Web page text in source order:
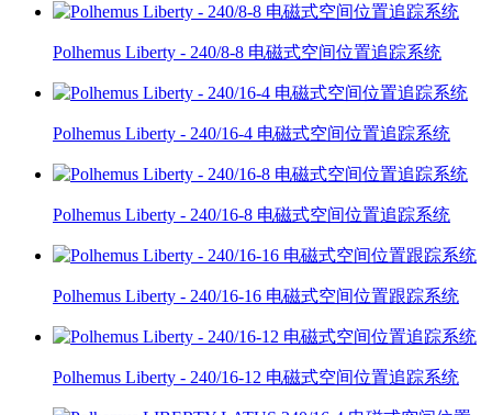
Polhemus Liberty - 240/8-8 电磁式空间位置追踪系统
Polhemus Liberty - 240/16-4 电磁式空间位置追踪系统
Polhemus Liberty - 240/16-8 电磁式空间位置追踪系统
Polhemus Liberty - 240/16-16 电磁式空间位置跟踪系统
Polhemus Liberty - 240/16-12 电磁式空间位置追踪系统